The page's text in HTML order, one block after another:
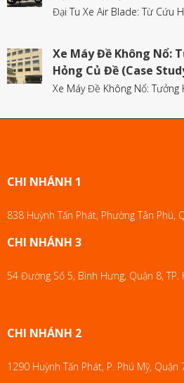
Đại Tu Xe Air Blade: Từ Cứu
Xe Máy Đề Không Nổ:
Hỏng Củ Đề (Case
Xe Máy Đề Không Nổ: Tưởng
CHI NHÁNH 1
838 Huỳnh Tấn Phát, Phường Tân Phú,
CHI NHÁNH 3
54 Đường Số 5, Bình Hưng, Quận 8, TP.
CHI NHÁNH 2
1290 Huỳnh Tấn Phát, P. Phú Mỹ, Quận